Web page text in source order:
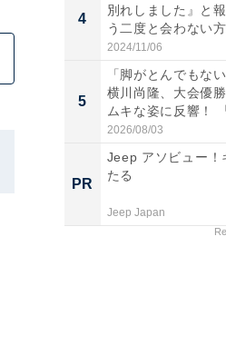
4
別れしました』と
う二度と会わない方
2024/11/06
5
「脚がとんでもな
横川尚隆、大会優
ムキな姿に反響！
刃...
2026/08/03
PR
Jeep アソビュー！
たる
Jeep Japan